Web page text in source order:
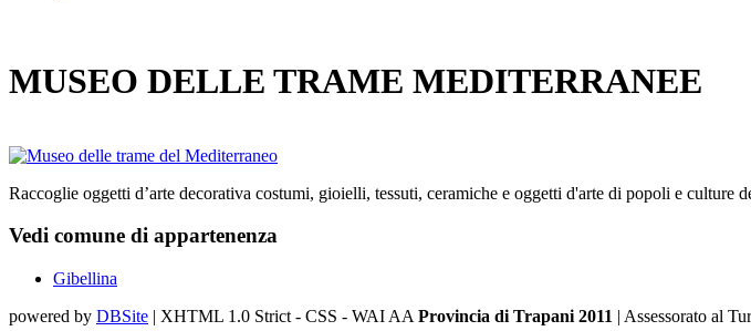
MUSEO DELLE TRAME MEDITERRANEE
Raccoglie oggetti d’arte decorativa costumi, gioielli, tessuti, ceramiche e oggetti d'arte di popoli e culture
Vedi comune di appartenenza
Gibellina
powered by DBSite | XHTML 1.0 Strict - CSS - WAI AA Provincia di Trapani 2011 | Assessorato al